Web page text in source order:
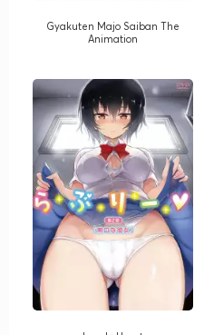
Gyakuten Majo Saiban The
Animation